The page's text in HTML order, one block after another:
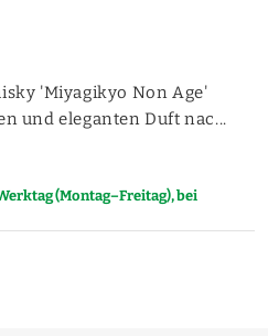
'Miyagikyo Non Age'
und eleganten Duft nac...
(Montag–Freitag), bei